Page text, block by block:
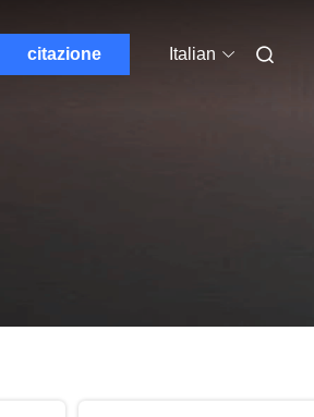
citazione Italian